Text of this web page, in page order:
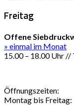
Freitag
Offene
» einmal im Monat
15.00 – 18.00 Uhr //
Öffnungszeiten:
Montag bis Freitag: